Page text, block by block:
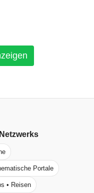
Portale
• Reisen